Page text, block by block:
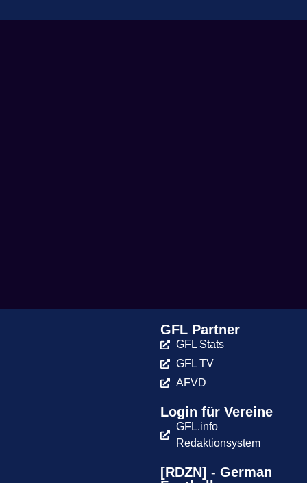
GFL Partner
GFL Stats
GFL TV
AFVD
Login für Vereine
GFL.info
Redaktionsystem
[RDZN] - German